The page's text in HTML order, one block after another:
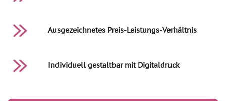
Ausgezeichnetes Preis-Leistungs-Verhältnis
Individuell gestaltbar mit Digitaldruck